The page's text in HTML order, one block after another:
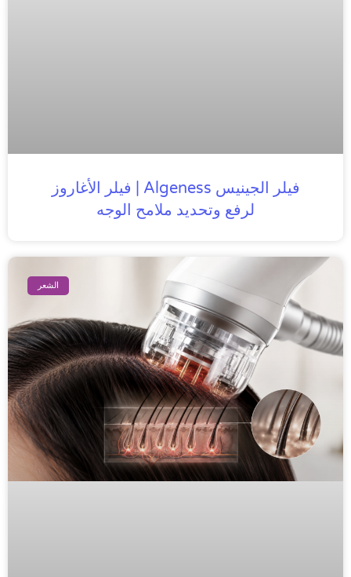
فيلر الجينيس Algeness | فيلر الأغاروز
لرفع وتحديد ملامح الوجه
الشعر